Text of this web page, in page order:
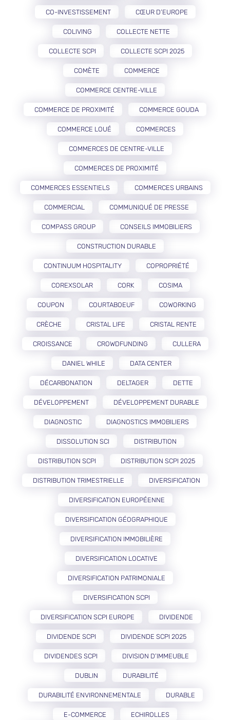
CO-INVESTISSEMENT CŒUR D’EUROPE
COLIVING COLLECTE NETTE
COLLECTE SCPI COLLECTE SCPI 2025
COMÈTE COMMERCE
COMMERCE CENTRE-VILLE
COMMERCE DE PROXIMITÉ COMMERCE GOUDA
COMMERCE LOUÉ COMMERCES
COMMERCES DE CENTRE-VILLE
COMMERCES DE PROXIMITÉ
COMMERCES ESSENTIELS COMMERCES URBAINS
COMMERCIAL COMMUNIQUÉ DE PRESSE
COMPASS GROUP CONSEILS IMMOBILIERS
CONSTRUCTION DURABLE
CONTINUUM HOSPITALITY COPROPRIÉTÉ
COREXSOLAR CORK COSIMA
COUPON COURTABOEUF COWORKING
CRÈCHE CRISTAL LIFE CRISTAL RENTE
CROISSANCE CROWDFUNDING CULLERA
DANIEL WHILE DATA CENTER
DÉCARBONATION DELTAGER DETTE
DÉVELOPPEMENT DÉVELOPPEMENT DURABLE
DIAGNOSTIC DIAGNOSTICS IMMOBILIERS
DISSOLUTION SCI DISTRIBUTION
DISTRIBUTION SCPI DISTRIBUTION SCPI 2025
DISTRIBUTION TRIMESTRIELLE DIVERSIFICATION
DIVERSIFICATION EUROPÉENNE
DIVERSIFICATION GÉOGRAPHIQUE
DIVERSIFICATION IMMOBILIÈRE
DIVERSIFICATION LOCATIVE
DIVERSIFICATION PATRIMONIALE
DIVERSIFICATION SCPI
DIVERSIFICATION SCPI EUROPE DIVIDENDE
DIVIDENDE SCPI DIVIDENDE SCPI 2025
DIVIDENDES SCPI DIVISION D’IMMEUBLE
DUBLIN DURABILITÉ
DURABILITÉ ENVIRONNEMENTALE DURABLE
E-COMMERCE ECHIROLLES